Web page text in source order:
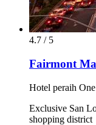
4.7 / 5
Fairmont
Hotel peraih
Exclusive San
shopping district